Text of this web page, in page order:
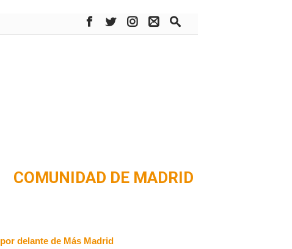
COMUNIDAD DE MADRID
delante de Más Madrid